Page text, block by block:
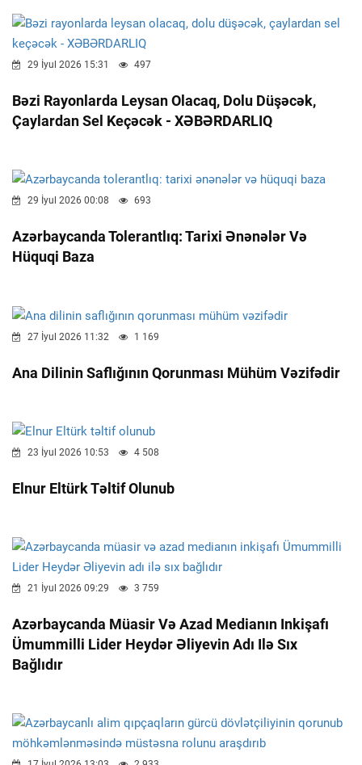
29 İyul 2026 15:31 497
Bəzi Rayonlarda Leysan Olacaq, Dolu Düşəcək,
Çaylardan Sel Keçəcək - XƏBƏRDARLIQ
29 İyul 2026 00:08 693
Azərbaycanda Tolerantlıq: Tarixi Ənənələr Və
Hüquqi Baza
27 İyul 2026 11:32 1 169
Ana Dilinin Saflığının Qorunması Mühüm Vəzifədir
23 İyul 2026 10:53 4 508
Elnur Eltürk Təltif Olunub
21 İyul 2026 09:29 3 759
Azərbaycanda Müasir Və Azad Medianın Inkişafı
Ümummilli Lider Heydər Əliyevin Adı Ilə Sıx
Bağlıdır